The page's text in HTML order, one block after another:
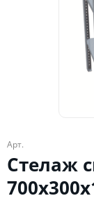
Арт.
Стелаж